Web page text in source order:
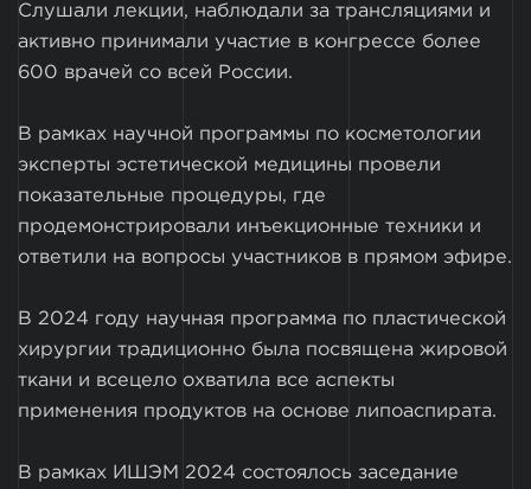
Слушали лекции, наблюдали за трансляциями и
активно принимали участие в конгрессе более
600 врачей со всей России.
В рамках научной программы по косметологии
эксперты эстетической медицины провели
показательные процедуры, где
продемонстрировали инъекционные техники и
ответили на вопросы участников в прямом эфире.
В 2024 году научная программа по пластической
хирургии традиционно была посвящена жировой
ткани и всецело охватила все аспекты
применения продуктов на основе липоаспирата.
В рамках ИШЭМ 2024 состоялось заседание